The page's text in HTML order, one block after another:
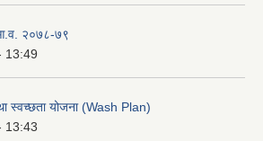
आ.व. २०७८-७९
13:49
स्वच्छता योजना (Wash Plan)
13:43